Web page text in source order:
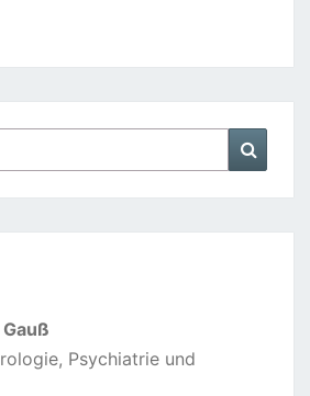
Psychiatrie und